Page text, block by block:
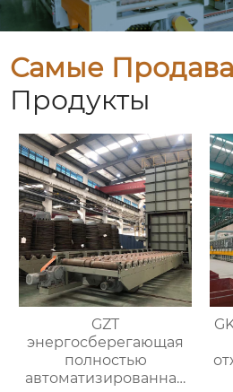
Самые
Продукты
GZT
энергосберегающая
полностью
автоматизированная